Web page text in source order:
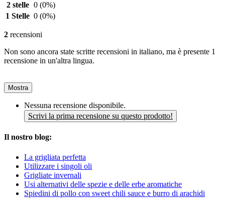
2 stelle 0 (0%)
1 Stelle 0 (0%)
2 recensioni
Non sono ancora state scritte recensioni in italiano, ma è presente 1
recensione in un'altra lingua.
Mostra
Nessuna recensione disponibile.
Scrivi la prima recensione su questo prodotto!
Il nostro blog:
La grigliata perfetta
Utilizzare i singoli oli
Grigliate invernali
Usi alternativi delle spezie e delle erbe aromatiche
Spiedini di pollo con sweet chili sauce e burro di arachidi